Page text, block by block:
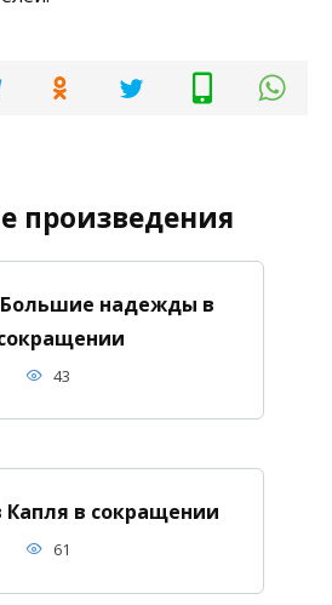
произведения
надежды в
43
Капля в сокращении
61